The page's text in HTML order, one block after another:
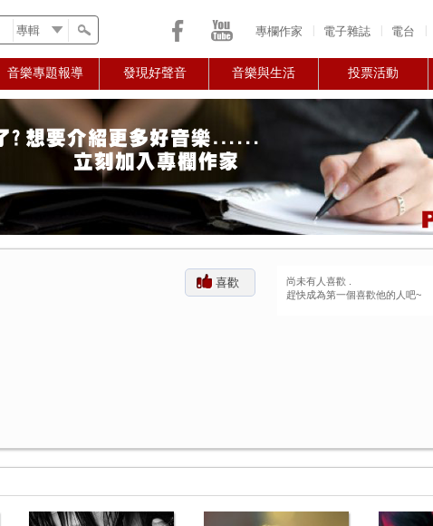
專欄作家 電子雜誌 電台
音樂專題報導 發現好聲音 音樂與生活 投票活動
喜歡 尚未有人喜歡
趕快成為第一個喜歡他的人吧~